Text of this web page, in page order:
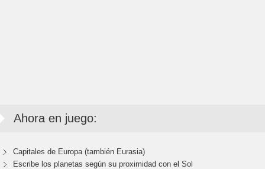
Ahora en juego:
Capitales de Europa (también Eurasia)
Escribe los planetas según su proximidad con el Sol